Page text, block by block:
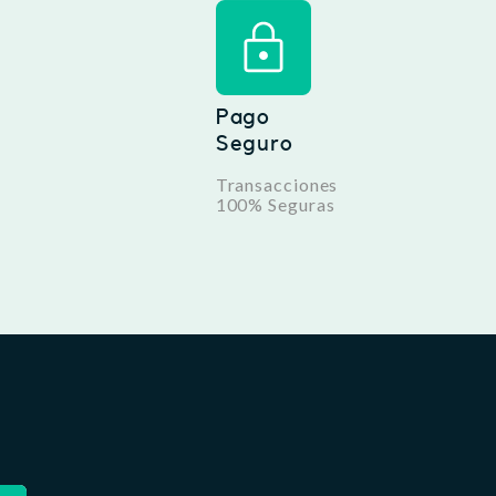
Pago
Seguro
Transacciones
100% Seguras